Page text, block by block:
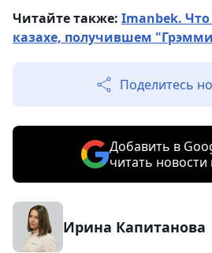
Читайте также: Imanbek.
казахе, получившем
Поделитесь
Добавить в
читать
Ирина Капитанова